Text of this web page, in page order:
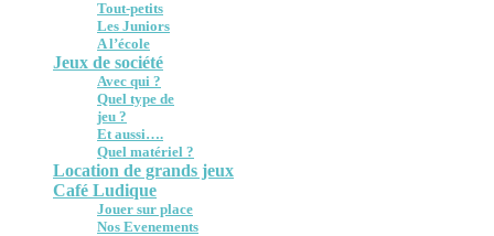
Tout-petits
Les Juniors
A l’école
Jeux de société
Avec qui ?
Quel type de
jeu ?
Et aussi….
Quel matériel ?
Location de grands jeux
Café Ludique
Jouer sur place
Nos Evenements